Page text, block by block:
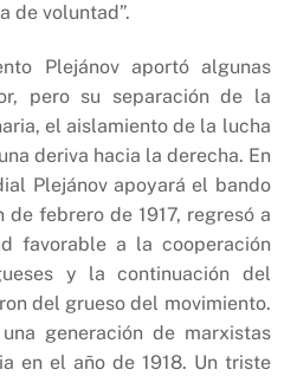
de voluntad”.
Plejánov aportó algunas
pero su separación de la
el aislamiento de la lucha
deriva hacia la derecha. En
Plejánov apoyará el bando
de febrero de 1917, regresó a
favorable a la cooperación
y la continuación del
del grueso del movimiento.
generación de marxistas
en el año de 1918. Un triste